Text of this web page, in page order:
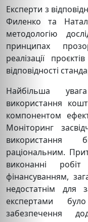
Експерти з
Филенко та
методологію
принципах
реалізації
відповідності
Найбільша
використання
компонентом
Моніторинг
використання
раціональним.
виконанні
фінансуванням,
недостатнім для
експертами
забезпечення